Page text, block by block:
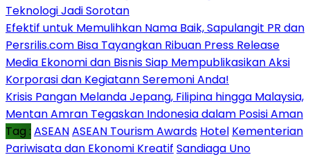
Teknologi Jadi Sorotan
Efektif untuk Memulihkan Nama Baik, Sapulangit PR dan
Persrilis.com Bisa Tayangkan Ribuan Press Release
Media Ekonomi dan Bisnis Siap Mempublikasikan Aksi
Korporasi dan Kegiatann Seremoni Anda!
Krisis Pangan Melanda Jepang, Filipina hingga Malaysia,
Mentan Amran Tegaskan Indonesia dalam Posisi Aman
Tag : ASEANASEAN Tourism Awards Hotel Kementerian
Pariwisata dan Ekonomi Kreatif Sandiaga Uno